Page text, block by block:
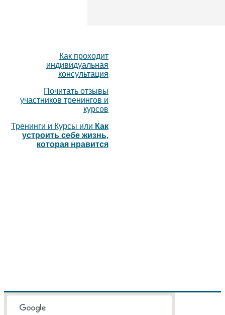
Как проходит
индивидуальная
консультация
Почитать отзывы
участников тренингов и
курсов
Тренинги и Курсы или Как
устроить себе жизнь,
которая нравится